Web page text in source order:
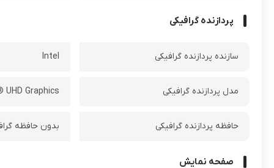
پردازنده گرافیکی
سازنده پردازنده گرافیکی Intel
مدل پردازنده گرافیکی UHD Graphics
حافظه پردازنده گرافیکی بدون حافظه
صفحه نمایش